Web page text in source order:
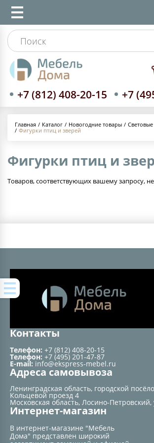
+7 (812) 408-20-15 +7
Главная Каталог Новогодние товары
Фигурки птиц и зверей
Фигурки птиц и
Товаров, соответствующих вашему запросу,
Контакты
Телефон: +7 (812) 408-20-15
Телефон: +7 (495) 201-47-87
E-mail: info@ekspress-mebel.ru
Адреса самовывоза
Ленинградская область, городской
Кольцевой проезд 4
Московская область, Лосино-
Интернет-магазин
В интернет-магазине "Мебель
Дома" представлен широкий